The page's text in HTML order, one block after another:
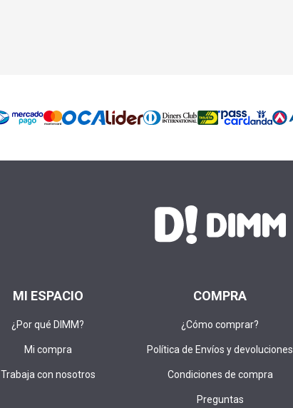
MI ESPACIO
¿Por qué DIMM?
Mi compra
Trabaja con nosotros
COMPRA
¿Cómo comprar?
Política de Envíos y devoluciones
Condiciones de compra
Preguntas